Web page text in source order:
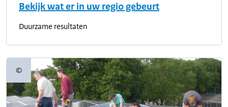
Bekijk wat er in uw regio gebeurt
Duurzame resultaten
©Copyrightinformatie